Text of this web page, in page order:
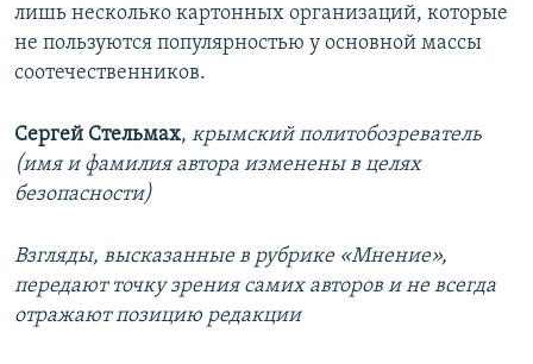
лишь несколько картонных организаций, которые
не пользуются популярностью у основной массы
соотечественников.
Сергей Стельмах, крымский политобозреватель
(имя и фамилия автора изменены в целях
безопасности)
Взгляды, высказанные в рубрике «Мнение»,
передают точку зрения самих авторов и не всегда
отражают позицию редакции